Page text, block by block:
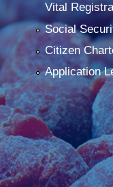
Vital
Social
Citizen
Application